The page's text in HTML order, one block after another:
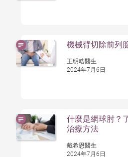
機械臂切除前列
王明晧醫生
2024年7月6日
什麼是網球肘？
治療方法
戴希恩醫生
2024年7月6日